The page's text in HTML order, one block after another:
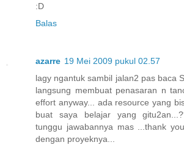
:D
Balas
azarre 19 Mei 2009 pukul 02.57
lagy ngantuk sambil jalan2 pas baca
langsung membuat penasaran n
effort anyway... ada resource yang
buat saya belajar yang
tunggu jawabannya mas ...thank
dengan proyeknya...